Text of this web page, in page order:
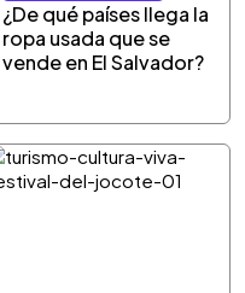
¿De qué países llega la
ropa usada que se
vende en El Salvador?